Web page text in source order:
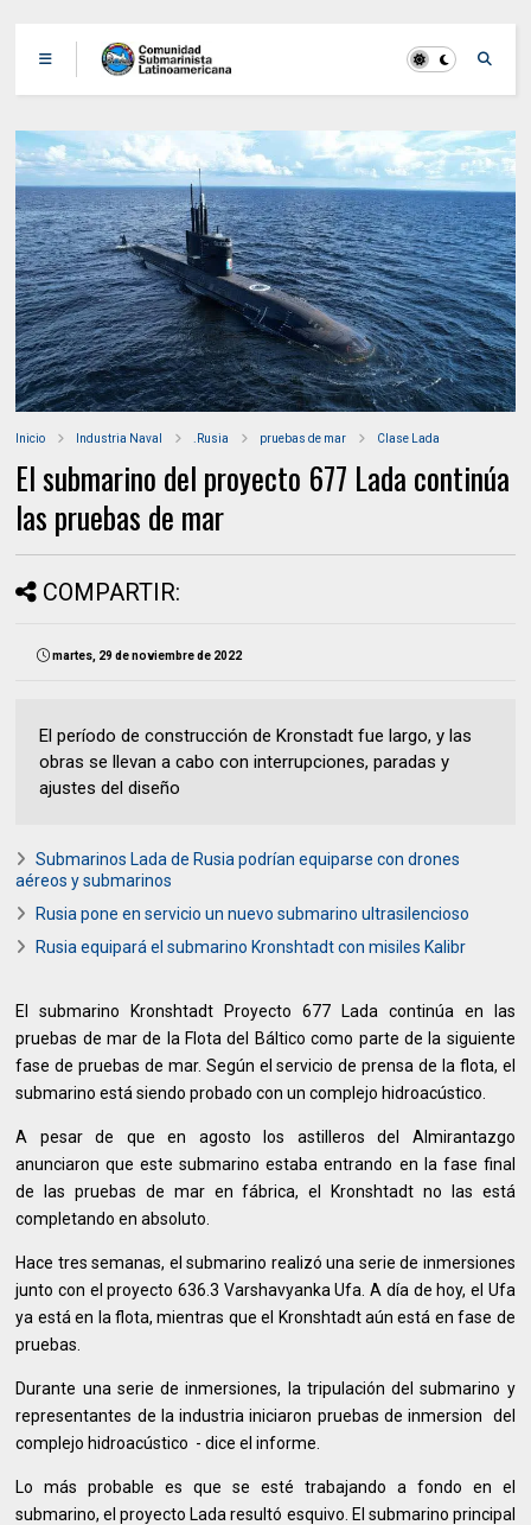
Inicio Industria Naval .Rusia pruebas de mar Clase Lada
El submarino del proyecto 677 Lada continúa
las pruebas de mar
COMPARTIR:
martes, 29 de noviembre de 2022
El período de construcción de Kronstadt fue largo, y las
obras se llevan a cabo con interrupciones, paradas y
ajustes del diseño
Submarinos Lada de Rusia podrían equiparse con drones
aéreos y submarinos
Rusia pone en servicio un nuevo submarino ultrasilencioso
Rusia equipará el submarino Kronshtadt con misiles Kalibr
El submarino Kronshtadt Proyecto 677 Lada continúa en las
pruebas de mar de la Flota del Báltico como parte de la siguiente
fase de pruebas de mar. Según el servicio de prensa de la flota, el
submarino está siendo probado con un complejo hidroacústico.
A pesar de que en agosto los astilleros del Almirantazgo
anunciaron que este submarino estaba entrando en la fase final
de las pruebas de mar en fábrica, el Kronshtadt no las está
completando en absoluto.
Hace tres semanas, el submarino realizó una serie de inmersiones
junto con el proyecto 636.3 Varshavyanka Ufa. A día de hoy, el Ufa
ya está en la flota, mientras que el Kronshtadt aún está en fase de
pruebas.
Durante una serie de inmersiones, la tripulación del submarino y
representantes de la industria iniciaron pruebas de inmersion del
complejo hidroacústico - dice el informe.
Lo más probable es que se esté trabajando a fondo en el
submarino, el proyecto Lada resultó esquivo. El submarino principal